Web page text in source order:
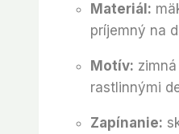
Materiál:
príjemný na
Motív:
rastlinnými
Zapínanie: